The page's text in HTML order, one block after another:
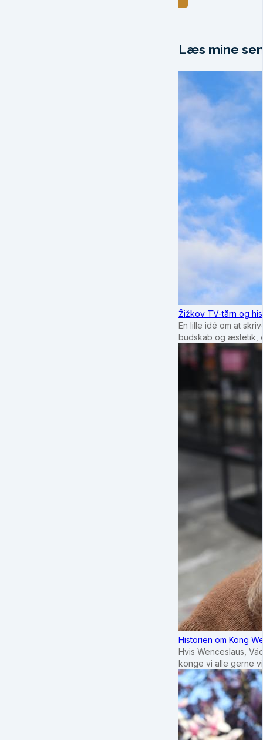
Læs mine
Žižkov TV-tårn og
En lille idé om at
budskab og æstetik,
Historien om Kong
Hvis Wenceslaus,
konge vi alle gerne